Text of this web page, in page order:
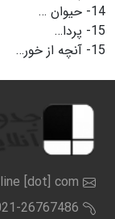
14- حیوان …
15- پردا…
15- آنچه از خور…
[dot] com
26767486